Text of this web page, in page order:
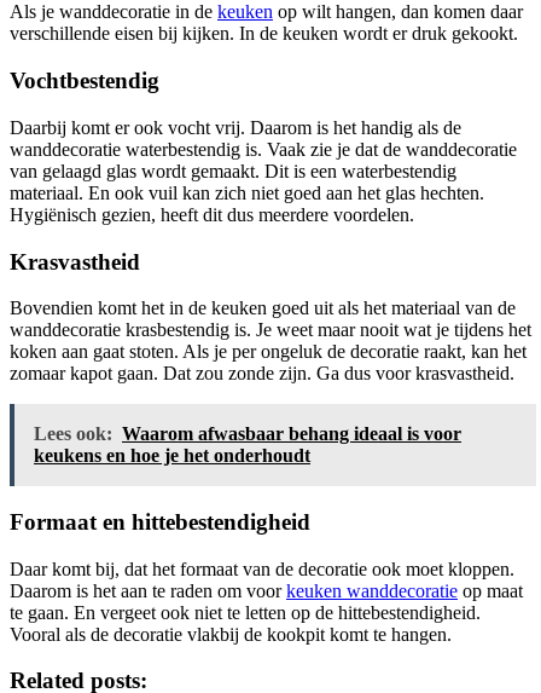
Als je wanddecoratie in de keuken op wilt hangen, dan komen daar
verschillende eisen bij kijken. In de keuken wordt er druk gekookt.
Vochtbestendig
Daarbij komt er ook vocht vrij. Daarom is het handig als de
wanddecoratie waterbestendig is. Vaak zie je dat de wanddecoratie
van gelaagd glas wordt gemaakt. Dit is een waterbestendig
materiaal. En ook vuil kan zich niet goed aan het glas hechten.
Hygiënisch gezien, heeft dit dus meerdere voordelen.
Krasvastheid
Bovendien komt het in de keuken goed uit als het materiaal van de
wanddecoratie krasbestendig is. Je weet maar nooit wat je tijdens het
koken aan gaat stoten. Als je per ongeluk de decoratie raakt, kan het
zomaar kapot gaan. Dat zou zonde zijn. Ga dus voor krasvastheid.
Lees ook: Waarom afwasbaar behang ideaal is voor
keukens en hoe je het onderhoudt
Formaat en hittebestendigheid
Daar komt bij, dat het formaat van de decoratie ook moet kloppen.
Daarom is het aan te raden om voorkeuken wanddecoratie op maat
te gaan. En vergeet ook niet te letten op de hittebestendigheid.
Vooral als de decoratie vlakbij de kookpit komt te hangen.
Related posts: